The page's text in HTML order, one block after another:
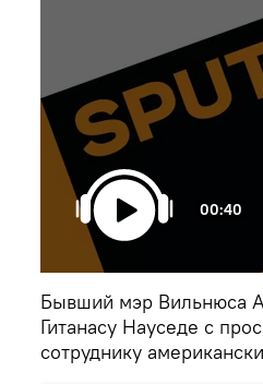
00:40
Бывший мэр Вильнюса
Гитанасу Науседе с
сотруднику